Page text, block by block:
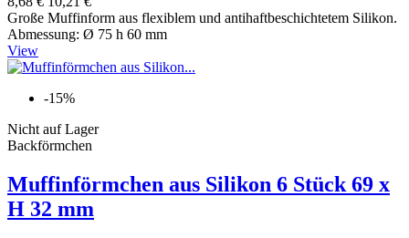
Große Muffinform aus flexiblem und antihaftbeschichtetem Silikon.
Abmessung: Ø 75 h 60 mm
View
-15%
Nicht auf Lager
Backförmchen
Muffinförmchen aus Silikon 6 Stück 69 x
H 32 mm